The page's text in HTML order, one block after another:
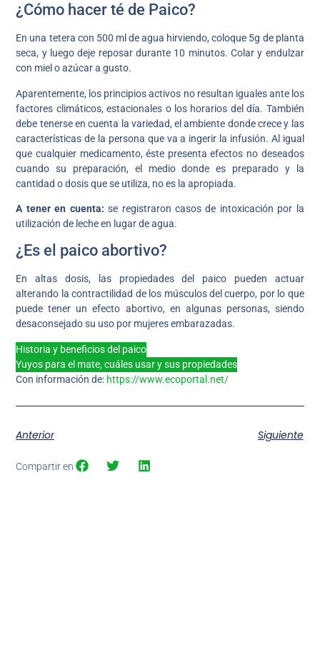
¿Cómo hacer té de Paico?
En una tetera con 500 ml de agua hirviendo, coloque 5g de planta
seca, y luego deje reposar durante 10 minutos. Colar y endulzar
con miel o azúcar a gusto.
Aparentemente, los principios activos no resultan iguales ante los
factores climáticos, estacionales o los horarios del día. También
debe tenerse en cuenta la variedad, el ambiente donde crece y las
características de la persona que va a ingerir la infusión. Al igual
que cualquier medicamento, éste presenta efectos no deseados
cuando su preparación, el medio donde es preparado y la
cantidad o dosis que se utiliza, no es la apropiada.
A tener en cuenta:se registraron casos de intoxicación por la
utilización de leche en lugar de agua.
¿Es el paico abortivo?
En altas dosis, las propiedades del paico pueden actuar
alterando la contractilidad de los músculos del cuerpo, por lo que
puede tener un efecto abortivo, en algunas personas, siendo
desaconsejado su uso por mujeres embarazadas.
Historia y beneficios del paico
Yuyos para el mate, cuáles usar y sus propiedades
Con información de: https://www.ecoportal.net/
Anterior Siguiente
Compartir en